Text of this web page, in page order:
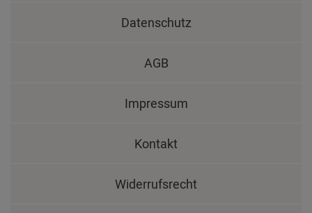
Datenschutz
AGB
Impressum
Kontakt
Widerrufsrecht